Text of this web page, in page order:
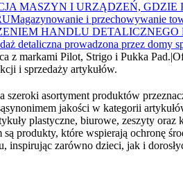
MASZYN I URZĄDZEŃ,
Magazynowanie i przechowywanie
HANDLU
detaliczna prowadzona przez domy
z markami Pilot, Strigo i Pukka Pad.
i sprzedaży artykułów.
asortyment produktów
jakości w kategorii
plastyczne, biurowe, zeszyty
produkty, które wspierają
inspirując zarówno dzieci, jak i